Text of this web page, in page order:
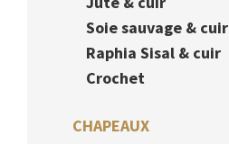
Soie sauvage & cuir
Raphia Sisal & cuir
Crochet
CHAPEAUX